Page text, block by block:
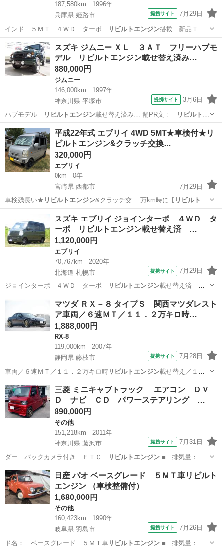
187,580km
1996年
兵庫県 姫路市
提携サイト 7月29日
インド ５ＭＴ ４ＷＤ ターボ リビルトエンジン搭載 新品ＴＯ
ＹＯ製オープンカン…
兵庫 姫路市 ジムニー
スズキ ジムニー ＸＬ ３ＡＴ フリーハブモ
デル リビルトエンジン載せ替え済み…
880,000円
ジムニー
146,000km
1997年
神奈川県 平塚市
提携サイト 3月6日
ハブモデル リビルトエンジン載せ替え済み… 舗PR文：
リビルトエ
ンジン載せ替え フ…
神奈川 平塚市 ジムニー
平成22年式 エブリイ 4WD 5MT★車検付★リ
ビルトエンジン&クラッチ交換…
320,000円
エブリイ
0km
0年
宮崎県 西都市
7月29日
車検残長い★ リビルトエンジン&クラッチ交… 万km時に【 リビルトエ
ンジン】に積み替え…エブリイ リビルトエンジン
スズキ エブリイ ジョインターボ ４ＷＤ タ
ーボ リビルトエンジン載せ替え済 …
1,120,000円
エブリイ
70,767km
2020年
北海道 札幌市
提携サイト 7月29日
ジョインターボ ４ＷＤ ターボ リビルトエンジン載せ替え済 レ
ーダーブレーキサポ…
北海道 エブリイ
マツダ ＲＸ－８ タイプＳ 関西マツダレスト
ア車両／６速ＭＴ／１１．２万キロ時…
1,888,000円
RX-8
119,000km
2007年
静岡県 藤枝市
提携サイト 7月28日
車両／６速ＭＴ／１１．２万キロ時リビルトエンジン載せ替え／１
０．１万キロ時新品ミ…
静岡 藤枝市 RX-8
三菱 ミニキャブトラック エアコン ＤＶ
Ｄ ナビ ＣＤ パワーステアリング …
890,000円
その他
151,218km
2011年
神奈川県 藤沢市
提携サイト 7月31日
ダー バックカメラ付き ＥＴＣ リビルトエンジン■ 排気量：
660cc ■ …
神奈川 藤沢市 その他
日産 パオ ベースグレード ５ＭＴ車リビルト
エンジン （車検整備付）
1,680,000円
その他
160,423km
1990年
岐阜県 羽島市
提携サイト 7月26日
ド名： ベースグレード ５ＭＴ車リビルトエンジン■ 排気量：